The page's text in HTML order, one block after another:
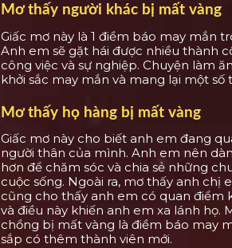
Mơ thấy người khác bị mất vàng
Giấc mơ này là 1 điềm báo may mắn
Anh em sẽ gặt hái được nhiều thành
công việc và sự nghiệp. Chuyện làm
khởi sắc may mắn và mang lại một số
Mơ thấy họ hàng bị mất vàng
Giấc mơ này cho biết anh em đang
người thân của mình. Anh em nên
hơn để chăm sóc và chia sẻ những
cuộc sống. Ngoài ra, mơ thấy anh chị
cũng cho thấy anh em có quan điểm
và điều này khiến anh em xa lánh họ.
chồng bị mất vàng là điềm báo may
sắp có thêm thành viên mới.